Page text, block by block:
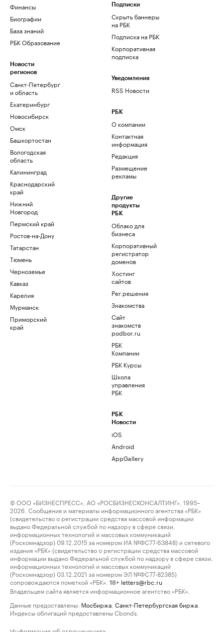
Финансы
Биографии
База знаний
РБК Образование
Новости
регионов
Санкт-Петербург
и область
Екатеринбург
Новосибирск
Омск
Башкортостан
Вологодская
область
Калининград
Краснодарский
край
Нижний
Новгород
Пермский край
Ростов-на-Дону
Татарстан
Тюмень
Черноземье
Кавказ
Карелия
Мурманск
Приморский
край
Подписки
Скрыть баннеры
на РБК
Подписка на РБК
Корпоративная
подписка
Уведомления
RSS Новости
РБК
О компании
Контактная
информация
Редакция
Размещение
рекламы
Другие
продукты
РБК
Облако для
бизнеса
Корпоративный
регистратор
доменов
Хостинг
сайтов
Рег.решения
Знакомства
Сайт
знакомств
podbor.ru
РБК
Компании
РБК Курсы
Школа
управления
РБК
РБК
Новости
iOS
Android
AppGallery
© ООО «БИЗНЕСПРЕСС», АО «РОСБИЗНЕСКОНСАЛТИНГ», 1995–
2026. Сообщения и материалы информационного агентства «РБК»
(свидетельство о регистрации средства массовой информации
выдано Федеральной службой по надзору в сфере связи,
информационных технологий и массовых коммуникаций
(Роскомнадзор) 09.12.2015 за номером ИА №ФС77-63848) и сетевого
издания «РБК» (свидетельство о регистрации средства массовой
информации выдано Федеральной службой по надзору в сфере связи,
информационных технологий и массовых коммуникаций
(Роскомнадзор) 03.12.2021 за номером ЭЛ №ФС77-82385)
сопровождаются пометкой «РБК».
18+ letters@rbc.ru
Владельцем сайта является информационное агентство «РБК».
Данные предоставлены: Мосбиржа Санкт-Петербургская биржа
Индексы облигаций предоставлены Cbonds.